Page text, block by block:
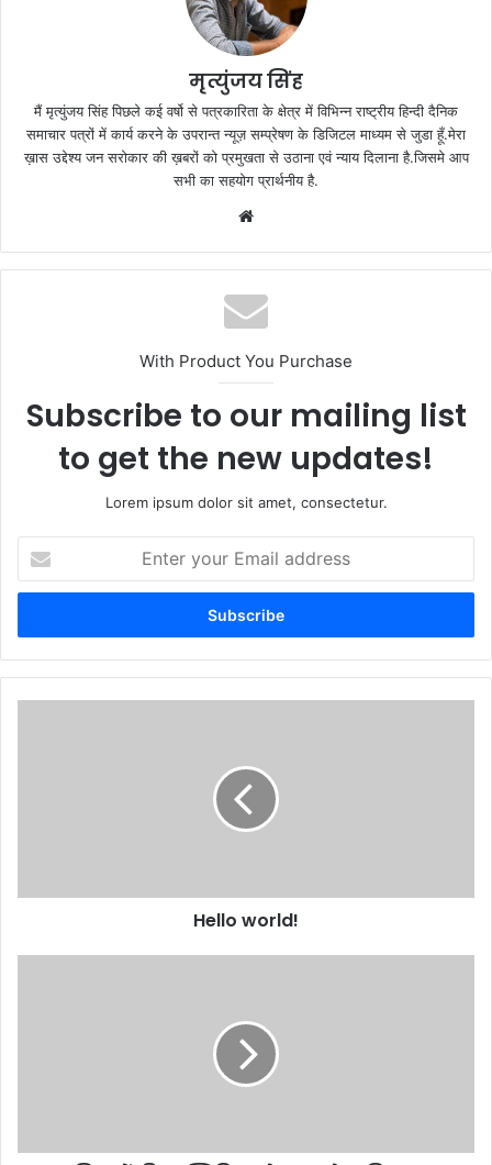
मृत्युंजय सिंह
मैं मृत्युंजय सिंह पिछले कई वर्षो से पत्रकारिता के क्षेत्र में विभिन्न राष्ट्रीय हिन्दी दैनिक
समाचार पत्रों में कार्य करने के उपरान्त न्यूज़ सम्प्रेषण के डिजिटल माध्यम से जुडा हूँ.मेरा
ख़ास उद्देश्य जन सरोकार की ख़बरों को प्रमुखता से उठाना एवं न्याय दिलाना है.जिसमे आप
सभी का सहयोग प्रार्थनीय है.
With Product You Purchase
Subscribe to our mailing list
to get the new updates!
Lorem ipsum dolor sit amet, consectetur.
your
Email
Hello world!